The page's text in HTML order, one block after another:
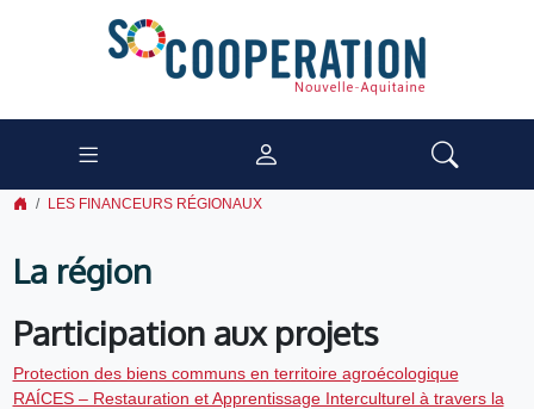
LES FINANCEURS RÉGIONAUX
La région
Participation aux projets
Protection des biens communs en territoire agroécologique
RAÍCES – Restauration et Apprentissage Interculturel à travers la